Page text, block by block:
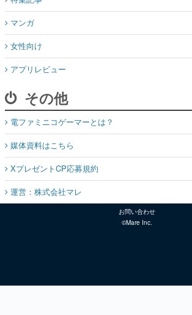
マンガ
女性向け
アプリレビュー
その他
電ファミニコゲーマーとは？
媒体資料はこちら
XプレゼントCP応募規約
運営：株式会社マレ
お問い合わせ
©Mare Inc.